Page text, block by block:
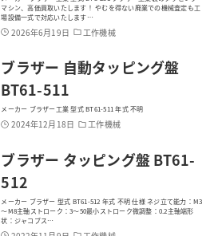
マシン、高価買取いたします！ やむを得ない廃業での機械査定も工
場設備一式で対応いたします…
2026年6月19日 工作機械
ブラザー 自動タッピング盤
BT61-511
メーカー ブラザー工業 型式 BT61-511 年式 不明
2024年12月18日 工作機械
ブラザー タッピング盤 BT61-
512
メーカー ブラザー 型式 BT61-512 年式 不明 仕様 ネジ立て能力：M3
～M8主軸ストローク：3～50最小ストローク微調整：0.2主軸端形
状：ジャコブス…